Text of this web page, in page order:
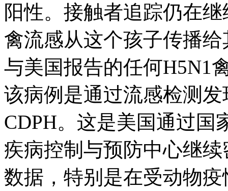
阳性。接触者追踪仍在
禽流感从这个孩子传播
与美国报告的任何H5N1
该病例是通过流感检测
CDPH。这是美国通过国
疾病控制与预防中心继
数据，特别是在受动物